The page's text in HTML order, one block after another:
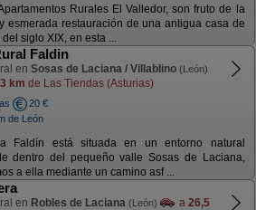
Rurales El Valledor, son fruto de la
esmerada restauración de una antigua casa de
del siglo XIX, en esta ...
Faldin
en Sosas de Laciana / Villablino (León)
km de Las Tiendas (Asturias)
20 €
de León
Faldín está situada en un entorno natural
dentro del pequeño valle Sosas de Laciana,
a ella mediante un camino asf ...
en Robles de Laciana (León) a 26,5